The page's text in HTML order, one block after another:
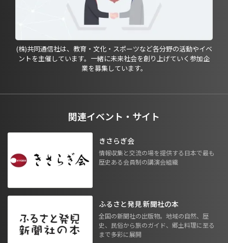
(株)共同通信社は、教育・文化・スポーツなど各分野の活動やイベ
ントを主催しています。一緒に未来社会を創り上げていく参加企
業を募集しています。
関連イベント・サイト
きさらぎ会
情報収集と交流の場を提供する日本で最も
歴史ある会員制の講演会組織
ふるさと発見 新聞社の本
全国の新聞社の出版物。地域の自然、歴
史、民俗から旅のガイド、郷土料理に至る
まで多彩に展開